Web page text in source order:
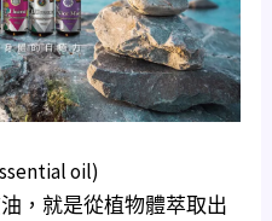
oil)
，就是從植物體萃取出